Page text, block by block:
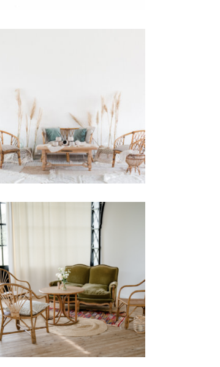
Salon Rotin « Marie »
97,00€
salon rotin Marguerite
97,00€